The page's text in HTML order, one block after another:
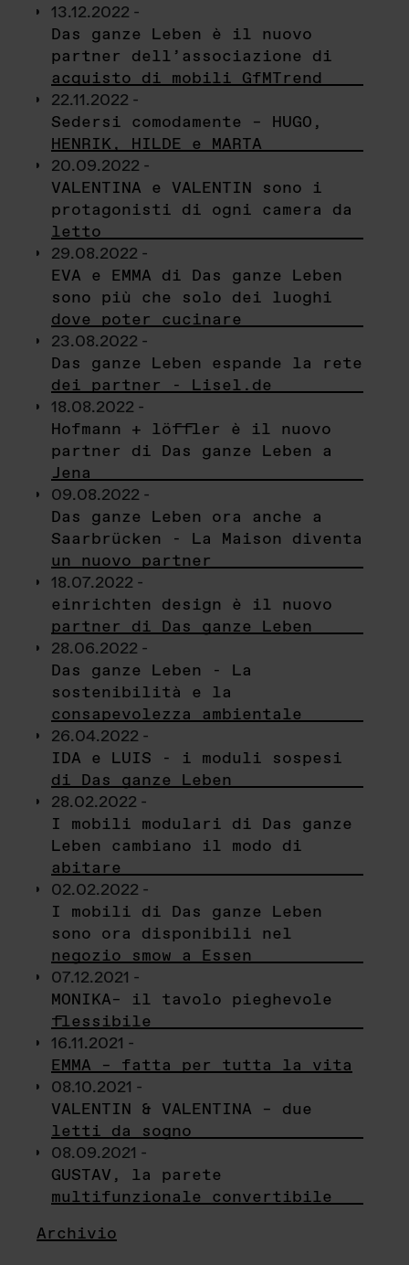
13.12.2022 -
Das ganze Leben è il nuovo
partner dell’associazione di
acquisto di mobili GfMTrend
22.11.2022 -
Sedersi comodamente – HUGO,
HENRIK, HILDE e MARTA
20.09.2022 -
VALENTINA e VALENTIN sono i
protagonisti di ogni camera da
letto
29.08.2022 -
EVA e EMMA di Das ganze Leben
sono più che solo dei luoghi
dove poter cucinare
23.08.2022 -
Das ganze Leben espande la rete
dei partner - Lisel.de
18.08.2022 -
Hofmann + löffler è il nuovo
partner di Das ganze Leben a
Jena
09.08.2022 -
Das ganze Leben ora anche a
Saarbrücken - La Maison diventa
un nuovo partner
18.07.2022 -
einrichten design è il nuovo
partner di Das ganze Leben
28.06.2022 -
Das ganze Leben - La
sostenibilità e la
consapevolezza ambientale
26.04.2022 -
IDA e LUIS - i moduli sospesi
di Das ganze Leben
28.02.2022 -
I mobili modulari di Das ganze
Leben cambiano il modo di
abitare
02.02.2022 -
I mobili di Das ganze Leben
sono ora disponibili nel
negozio smow a Essen
07.12.2021 -
MONIKA– il tavolo pieghevole
flessibile
16.11.2021 -
EMMA – fatta per tutta la vita
08.10.2021 -
VALENTIN & VALENTINA – due
letti da sogno
08.09.2021 -
GUSTAV, la parete
multifunzionale convertibile
Archivio